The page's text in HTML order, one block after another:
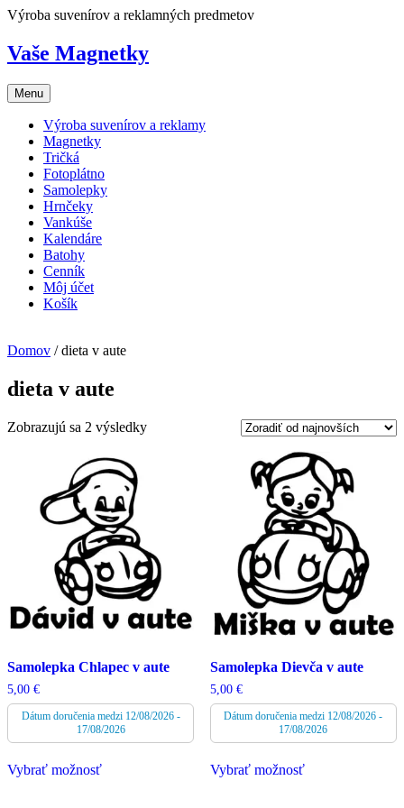
Skip
content
Výroba suvenírov a reklamných predmetov
Vaše Magnetky
Menu
Výroba suvenírov a reklamy
Magnetky
Tričká
Fotoplátno
Samolepky
Hrnčeky
Vankúše
Kalendáre
Batohy
Cenník
Môj účet
Košík
Domov / dieta v aute
dieta v aute
Zobrazujú sa 2 výsledkyZoradené
Samolepka Chlapec v aute
5,00 €
Dátum doručenia medzi 12/08/2026 -
17/08/2026
Vybrať možnosťprodukt
Samolepka Dievča v aute
5,00 €
Dátum doručenia medzi 12/08/2026 -
17/08/2026
Vybrať možnosťprodukt